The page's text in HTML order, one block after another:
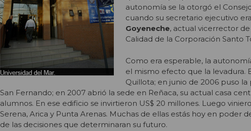
autonomía se la otorgó el
cuando su secretario ejecutivo era
Goyeneche, actual vicerrector
Calidad de la Corporación Santo
Como era esperable, la
el mismo efecto que la levadura.
Quillota; en junio de 2006 puso la
San Fernando; en 2007 abrió la sede en Reñaca, su actual casa
alumnos. En ese edificio se invirtieron US$ 20 millones. Luego
Serena, Arica y Punta Arenas. Muchas de ellas estás hoy en poder
de las decisiones que determinaran su futuro.